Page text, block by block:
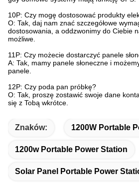
10P: Czy mogę dostosować produkty
O: Tak, daj nam znać szczegółowe
dostosowania, a oddzwonimy do Ciebie
możliwe.
11P: Czy możecie dostarczyć panele
A: Tak, mamy panele słoneczne i
panele.
12P: Czy poda pan próbkę?
O: Tak, proszę zostawić swoje dane
się z Tobą wkrótce.
Znaków: 1200W Portable
1200w Portable Power Station
Solar Panel Portable Power